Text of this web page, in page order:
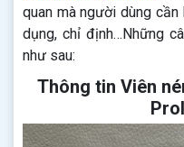
quan mà người dùng cần
dụng, chỉ định…Những
như sau:
Thông tin Viên